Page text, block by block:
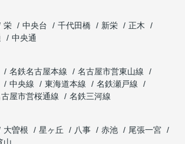
栄 中央台 千代田橋 新栄
正木
中央通
名鉄名古屋本線
名古屋市営東山線
中央線 東海道本線
名鉄瀬戸線
屋市営桜通線
名鉄三河線
大曽根 星ヶ丘 八事 赤池
尾張一宮